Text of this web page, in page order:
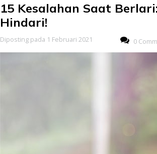
15 Kesalahan Saat
Hindari!
Diposting pada 1 Februari 2021 0